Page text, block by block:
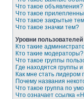
Что такое объявления?
Что такое
Что такое закрытые
Что такое значки тем?
Уровни
Кто такие
Кто такие модераторы?
Что такое группы
Где находятся группы
Как мне стать лидером
Почему названия
Что такое группа по
Что означает ссылка